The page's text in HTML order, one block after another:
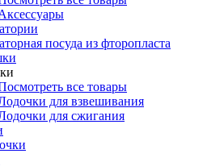
посуда из фторопласта
все товары
для взвешивания
для сжигания